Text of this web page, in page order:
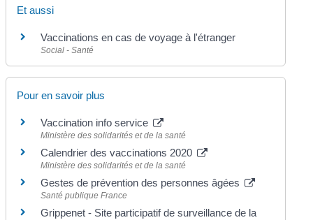
Et aussi
Vaccinations en cas de voyage à l'étranger
Social - Santé
Pour en savoir plus
Vaccination info service
Ministère des solidarités et de la santé
Calendrier des vaccinations 2020
Ministère des solidarités et de la santé
Gestes de prévention des personnes âgées
Santé publique France
Grippenet - Site participatif de surveillance de la